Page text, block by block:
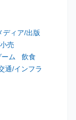
ディア/出版
売
ーム
飲食
通/インフラ